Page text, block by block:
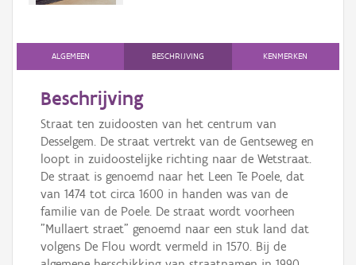
AanmeldenALGEMEEN BESCHRIJVING KENMERKEN
Beschrijving
Straat ten zuidoosten van het centrum van
Desselgem. De straat vertrekt van de Gentseweg en
loopt in zuidoostelijke richting naar de Wetstraat.
De straat is genoemd naar het Leen Te Poele, dat
van 1474 tot circa 1600 in handen was van de
familie van de Poele. De straat wordt voorheen
"Mullaert straet" genoemd naar een stuk land dat
volgens De Flou wordt vermeld in 1570. Bij de